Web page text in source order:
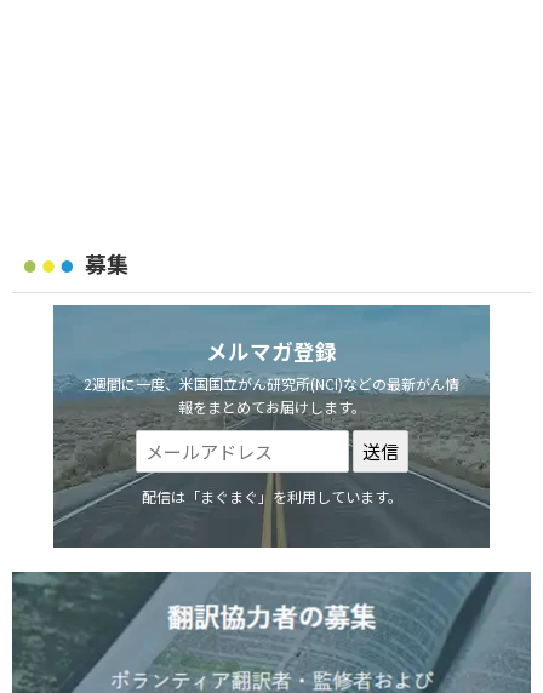
募集
メルマガ登録
2週間に一度、米国国立がん研究所(NCI)などの最新がん情
報をまとめてお届けします。
配信は「まぐまぐ」を利用しています。